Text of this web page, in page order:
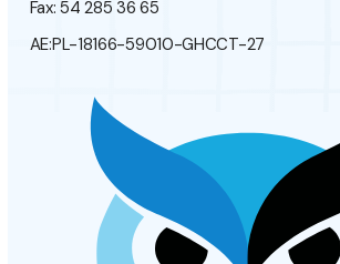
Fax: 54 285 36 65
AE:PL-18166-59010-GHCCT-27